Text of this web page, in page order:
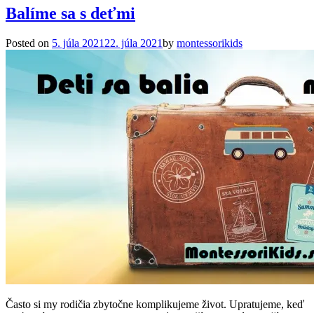
Balíme sa s deťmi
Posted on 5. júla 2021 22. júla 2021by montessorikids
Často si my rodičia zbytočne komplikujeme život. Upratujeme, keď